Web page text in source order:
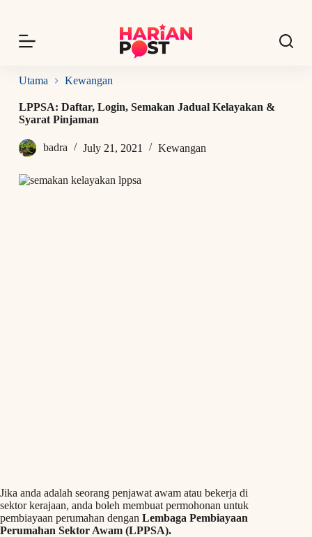
p
o
o
n
n
Utama Kewangan
LPPSA: Daftar, Login, Semakan Jadual Kelayakan &
Syarat Pinjaman
badra July 21, 2021 Kewangan
Jika anda adalah seorang penjawat awam atau bekerja di
sektor kerajaan, anda boleh membuat permohonan untuk
pembiayaan perumahan dengan Lembaga Pembiayaan
Perumahan Sektor Awam (LPPSA).